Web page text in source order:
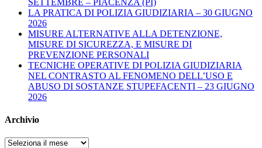
LA PRATICA DI POLIZIA GIUDIZIARIA – 30 GIUGNO
2026
MISURE ALTERNATIVE ALLA DETENZIONE,
MISURE DI SICUREZZA, E MISURE DI
PREVENZIONE PERSONALI
TECNICHE OPERATIVE DI POLIZIA GIUDIZIARIA
NEL CONTRASTO AL FENOMENO DELL’USO E
ABUSO DI SOSTANZE STUPEFACENTI – 23 GIUGNO
2026
Archivio
Archivio